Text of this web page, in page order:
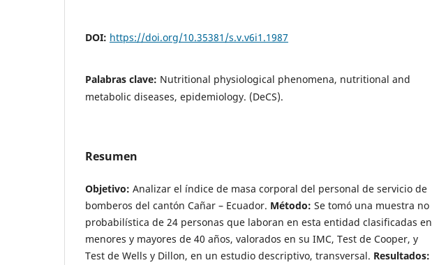
DOI: https://doi.org/10.35381/s.v.v6i1.1987
Palabras clave: Nutritional physiological phenomena, nutritional and
metabolic diseases, epidemiology. (DeCS).
Resumen
Objetivo: Analizar el índice de masa corporal del personal de servicio de
bomberos del cantón Cañar – Ecuador. Método: Se tomó una muestra no
probabilística de 24 personas que laboran en esta entidad clasificadas en
menores y mayores de 40 años, valorados en su IMC, Test de Cooper, y
Test de Wells y Dillon, en un estudio descriptivo, transversal. Resultados: